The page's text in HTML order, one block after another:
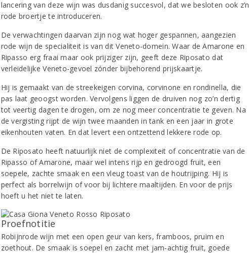
lancering van deze wijn was dusdanig succesvol, dat we besloten ook z’n
rode broertje te introduceren.
De verwachtingen daarvan zijn nog wat hoger gespannen, aangezien
rode wijn de specialiteit is van dit Veneto-domein. Waar de Amarone en
Ripasso erg fraai maar ook prijziger zijn, geeft deze Riposato dat
verleidelijke Veneto-gevoel zónder bijbehorend prijskaartje.
Hij is gemaakt van de streekeigen corvina, corvinone en rondinella, die
pas laat geoogst worden. Vervolgens liggen de druiven nog zo’n dertig
tot veertig dagen te drogen, om ze nog meer concentratie te geven. Na
de vergisting rijpt de wijn twee maanden in tank en een jaar in grote
eikenhouten vaten. En dat levert een ontzettend lekkere rode op.
De Riposato heeft natuurlijk niet de complexiteit of concentratie van de
Ripasso of Amarone, maar wel intens rijp en gedroogd fruit, een
soepele, zachte smaak en een vleug toast van de houtrijping. Hij is
perfect als borrelwijn of voor bij lichtere maaltijden. En voor de prijs
hoeft u het niet te laten.
Proefnotitie
Robijnrode wijn met een open geur van kers, framboos, pruim en
zoethout. De smaak is soepel en zacht met jam-achtig fruit, goede